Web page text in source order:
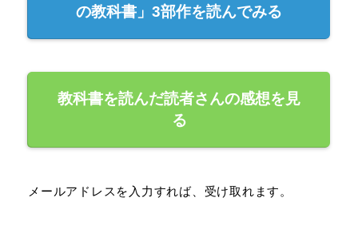
の教科書」3部作を読んでみる
教科書を読んだ読者さんの感想を見
る
メールアドレスを入力すれば、受け取れます。